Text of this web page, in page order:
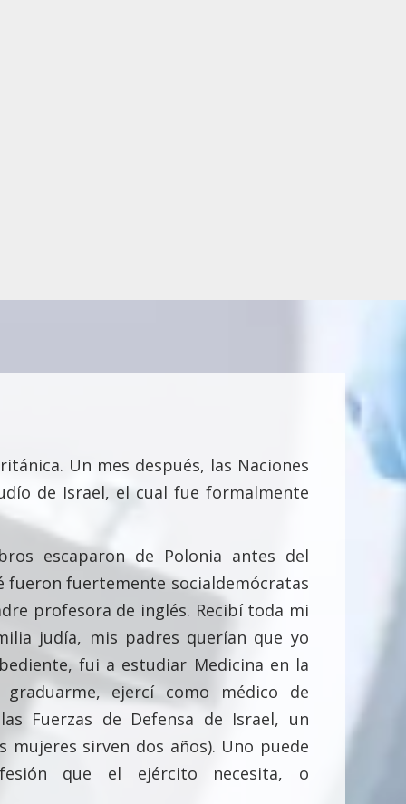
Un mes después, las Naciones
de Israel, el cual fue formalmente
escaparon de Polonia antes del
fueron fuertemente socialdemócratas
profesora de inglés. Recibí toda mi
judía, mis padres querían que yo
fui a estudiar Medicina en la
graduarme, ejercí como médico de
Fuerzas de Defensa de Israel, un
sirven dos años). Uno puede
que el ejército necesita, o